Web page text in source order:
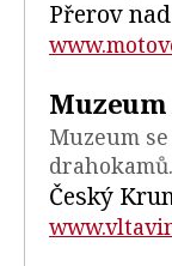
Přerov
Muzeum
drahokamů.
Český